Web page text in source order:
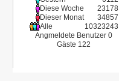
Diese Woche
23178
Dieser Monat
34857
Alle
10323243
Angmeldete Benutzer 0
Gäste 122